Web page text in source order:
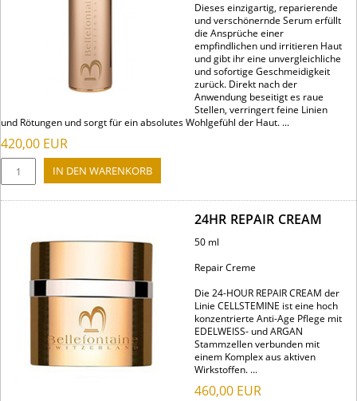
Dieses einzigartig, reparierende
und verschönernde Serum erfüllt
die Ansprüche einer
empfindlichen und irritieren Haut
und gibt ihr eine unvergleichliche
und sofortige Geschmeidigkeit
zurück. Direkt nach der
Anwendung beseitigt es raue
Stellen, verringert feine Linien
und Rötungen und sorgt für ein absolutes Wohlgefühl der Haut. ...
420,00 EUR
24HR REPAIR CREAM
50 ml
Repair Creme
Die 24-HOUR REPAIR CREAM der
Linie CELLSTEMINE ist eine hoch
konzentrierte Anti-Age Pflege mit
EDELWEISS- und ARGAN
Stammzellen verbunden mit
einem Komplex aus aktiven
Wirkstoffen. ...
460,00 EUR